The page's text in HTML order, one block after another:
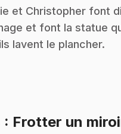
et Christopher font
et font la statue
lavent le plancher.
: Frotter un